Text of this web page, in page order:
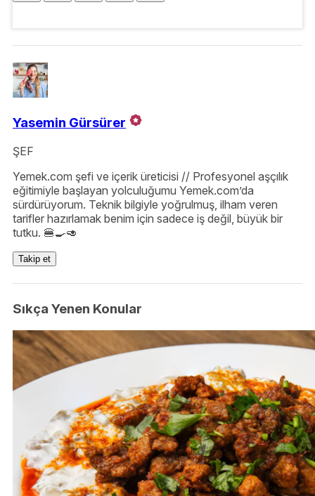
Yasemin Gürsürer
ŞEF
Yemek.com şefi ve içerik üreticisi // Profesyonel aşçılık
eğitimiyle başlayan yolculuğumu Yemek.com’da
sürdürüyorum. Teknik bilgiyle yoğrulmuş, ilham veren
tarifler hazırlamak benim için sadece iş değil, büyük bir
tutku. 🍔🍳🥑
Takip et
Sıkça Yenen Konular